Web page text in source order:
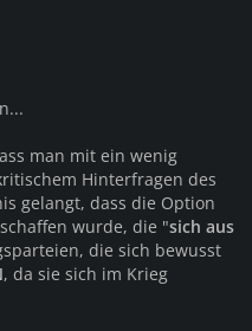
man mit ein wenig
Hinterfragen des
gelangt, dass die Option
wurde, die "sich aus
die sich bewusst
, da sie sich im Krieg